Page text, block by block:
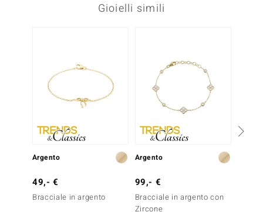
by de Melo
Gioielli simili
Argento
49,- €
Bracciale in argento
Argento
99,- €
Bracciale in argento con
Zircone